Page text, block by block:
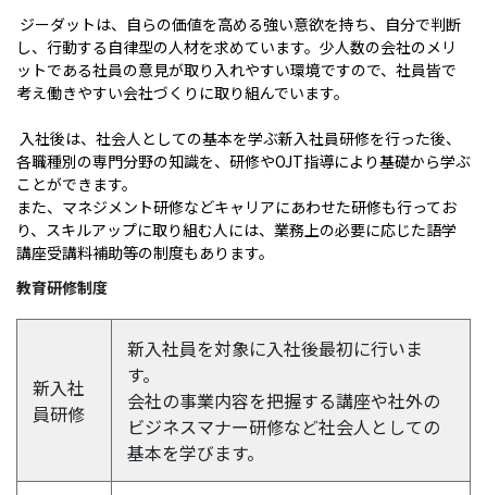
ジーダットは、自らの価値を高める強い意欲を持ち、自分で判断
し、行動する自律型の人材を求めています。少人数の会社のメリ
ットである社員の意見が取り入れやすい環境ですので、社員皆で
考え働きやすい会社づくりに取り組んでいます。
入社後は、社会人としての基本を学ぶ新入社員研修を行った後、
各職種別の専門分野の知識を、研修やOJT指導により基礎から学ぶ
ことができます。
また、マネジメント研修などキャリアにあわせた研修も行ってお
り、スキルアップに取り組む人には、業務上の必要に応じた語学
講座受講料補助等の制度もあります。
教育研修制度
新入社
員研修
新入社員を対象に入社後最初に行いま
す。
会社の事業内容を把握する講座や社外の
ビジネスマナー研修など社会人としての
基本を学びます。